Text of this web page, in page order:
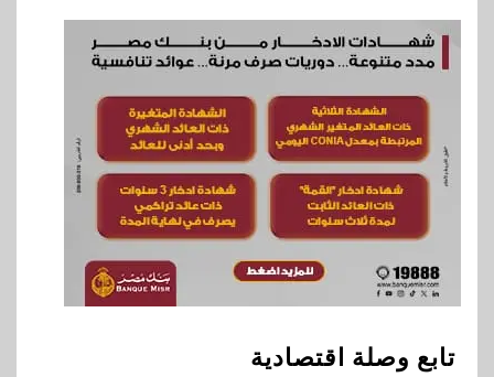
تابع وصلة اقتصادية